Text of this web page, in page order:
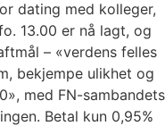
dating med kolleger,
13.00 er nå lagt, og
– «verdens felles
bekjempe ulikhet og
med FN-sambandets
Betal kun 0,95%